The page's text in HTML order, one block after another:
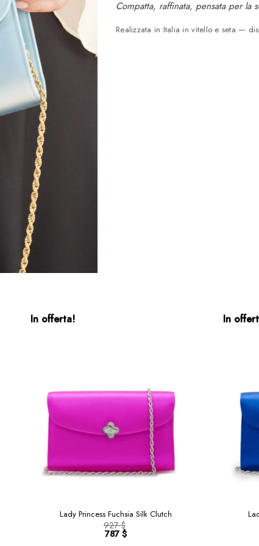
Compatta, raffinata, pensata per la
Realizzata in Italia in vitello e seta —
In offerta!
Lady Princess Fuchsia Silk Clutch
927$
Il
prezzo
787 $
In